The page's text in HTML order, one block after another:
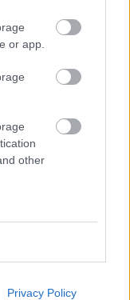
or app.
other
Privacy Policy